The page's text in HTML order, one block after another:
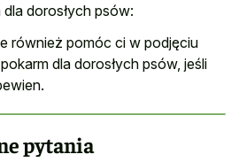
dorosłych psów:
również pomóc ci w podjęciu
dla dorosłych psów, jeśli
pytania